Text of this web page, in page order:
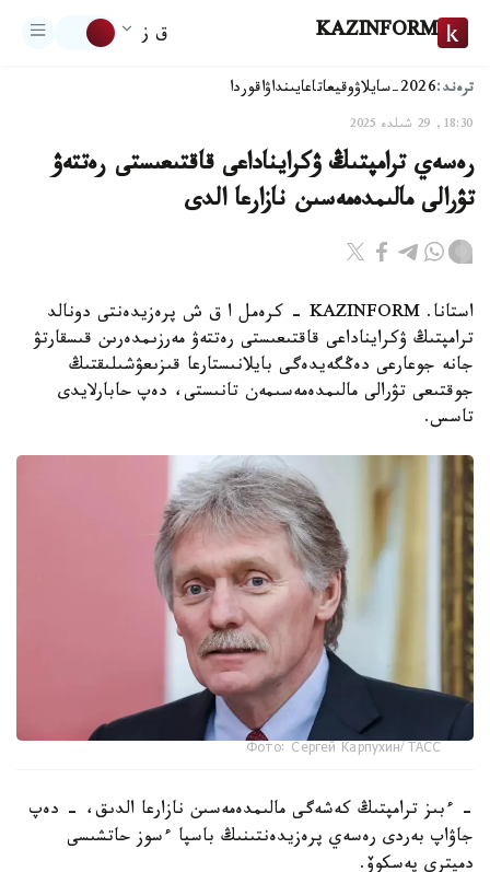
KAZINFORM ق ز
ترەند:2026-سايلاۋ وقيعاتاعايىنداۋاقوردا
18:30, 29 شىلدە 2025
رەسەي ترامپتىڭ ۋكرايناداعى قاقتىعىستى رەتتەۋ
تۋرالى مالىمدەمەسىن نازارعا الدى
استانا. KAZINFORM - كرەمل ا ق ش پرەزيدەنتى دونالد
ترامپتىڭ ۋكرايناداعى قاقتىعىستى رەتتەۋ مەرزىمدەرىن قىسقارتۋ
جانە جوعارعى دەڭگەيدەگى بايلانىستارعا قىزىعۋشىلىقتىڭ
جوقتىعى تۋرالى مالىمدەمەسىمەن تانىستى، دەپ حابارلايدى
تاسس.
Фото: Сергей Карпухин/ ТАСС
- ءبىز ترامپتىڭ كەشەگى مالىمدەمەسىن نازارعا الدىق، - دەپ
جاۋاپ بەردى رەسەي پرەزيدەنتىنىڭ باسپا ءسوز حاتشىسى
دميتري پەسكوۆ.